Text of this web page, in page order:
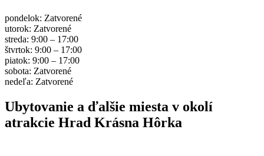
pondelok: Zatvorené
utorok: Zatvorené
streda: 9:00 – 17:00
štvrtok: 9:00 – 17:00
piatok: 9:00 – 17:00
sobota: Zatvorené
nedeľa: Zatvorené
Ubytovanie a ďalšie miesta v okolí
atrakcie Hrad Krásna Hôrka